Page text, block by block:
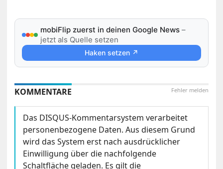
mobiFlip zuerst in deinen Google News –
jetzt als Quelle setzen
Haken setzen ↗
Fehler melden
KOMMENTARE
Das DISQUS-Kommentarsystem verarbeitet
personenbezogene Daten. Aus diesem Grund
wird das System erst nach ausdrücklicher
Einwilligung über die nachfolgende
Schaltfläche geladen. Es gilt die